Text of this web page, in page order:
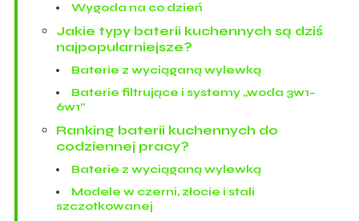
Wygoda na co dzień
Jakie typy baterii kuchennych są dziś
najpopularniejsze?
Baterie z wyciąganą wylewką
Baterie filtrujące i systemy „woda 3w1–
6w1”
Ranking baterii kuchennych do
codziennej pracy?
Baterie z wyciąganą wylewką
Modele w czerni, złocie i stali
szczotkowanej